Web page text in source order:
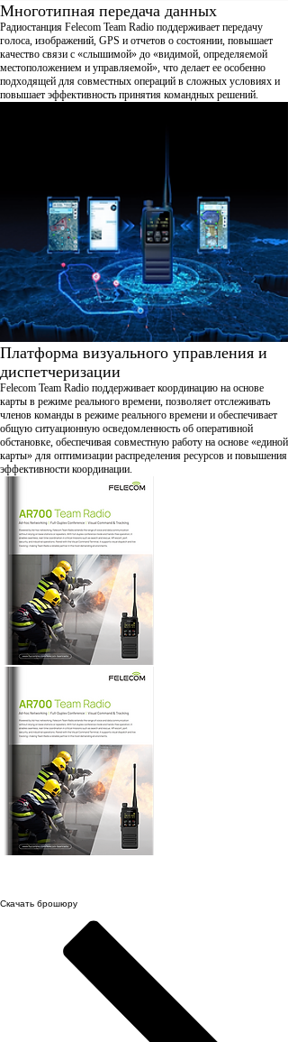
Многотипная передача данных
Радиостанция Felecom Team Radio поддерживает передачу
голоса, изображений, GPS и отчетов о состоянии, повышает
качество связи с «слышимой» до «видимой, определяемой
местоположением и управляемой», что делает ее особенно
подходящей для совместных операций в сложных условиях и
повышает эффективность принятия командных решений.
Платформа визуального управления и
диспетчеризации
Felecom Team Radio поддерживает координацию на основе
карты в режиме реального времени, позволяет отслеживать
членов команды в режиме реального времени и обеспечивает
общую ситуационную осведомленность об оперативной
обстановке, обеспечивая совместную работу на основе «единой
карты» для оптимизации распределения ресурсов и повышения
эффективности координации.
Скачать брошюру